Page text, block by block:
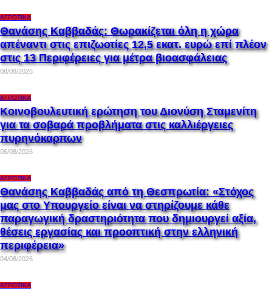
ΑΓΡΟΤΙΚΆ
Θανάσης Καββαδάς: Θωρακίζεται όλη η χώρα
απέναντι στις επιζωοτίες 12,5 εκατ. ευρώ επί πλέον
στις 13 Περιφέρειες για μέτρα βιοασφάλειας
08/08/2026
ΑΓΡΟΤΙΚΆ
Κοινοβουλευτική ερώτηση του Διονύση Σταμενίτη
για τα σοβαρά προβλήματα στις καλλιέργειες
πυρηνόκαρπων
06/08/2026
ΑΓΡΟΤΙΚΆ
Θανάσης Καββαδάς από τη Θεσπρωτία: «Στόχος
μας στο Υπουργείο είναι να στηρίζουμε κάθε
παραγωγική δραστηριότητα που δημιουργεί αξία,
θέσεις εργασίας και προοπτική στην ελληνική
περιφέρεια»
04/08/2026
ΑΓΡΟΤΙΚΆ